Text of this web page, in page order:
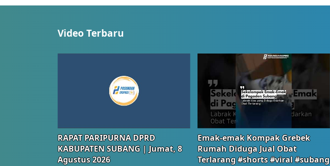
Video Terbaru
RAPAT PARIPURNA DPRD
KABUPATEN SUBANG | Jumat, 8
Agustus 2026
Emak-emak Kompak Grebek
Rumah Diduga Jual Obat
Terlarang #shorts #viral #subang